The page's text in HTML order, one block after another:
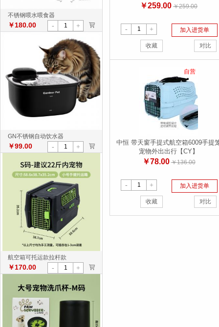
不锈钢喂水喂食器
￥180.00 - + >
GN不锈钢自动饮水器
￥99.00 - + >
航空箱可托运款拉杆款
￥170.00 - + >
书包狗装猫咪用品
￥259.00 ￥259.00
- + 加入进货单
收藏 对比
自营
中恒 带天窗手提式航空箱6009手提
宠物外出出行【CY】
￥78.00 ￥136.00
- + 加入进货单
收藏 对比